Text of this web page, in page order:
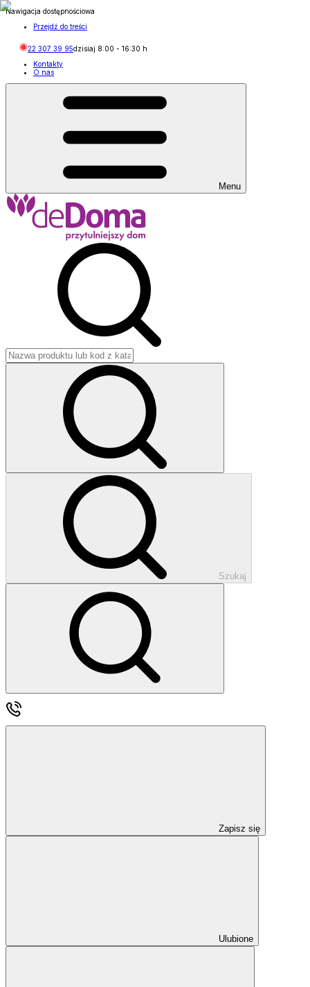
Nawigacja dostępnościowa
Przejdź do treści
22 307 39 95dzisiaj 8:00 - 16:30 h
Kontakty
O nas
Menu
Szukaj
Zapisz się
Ulubione